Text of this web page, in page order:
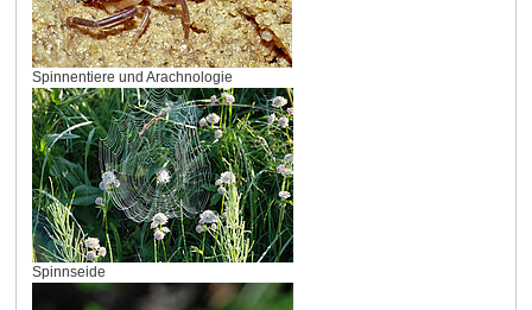
Spinnentiere und Arachnologie
Spinnseide